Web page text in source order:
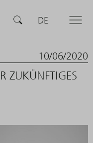
RICERCADE MENU
10/06/2020
ZUKÜNFTIGES